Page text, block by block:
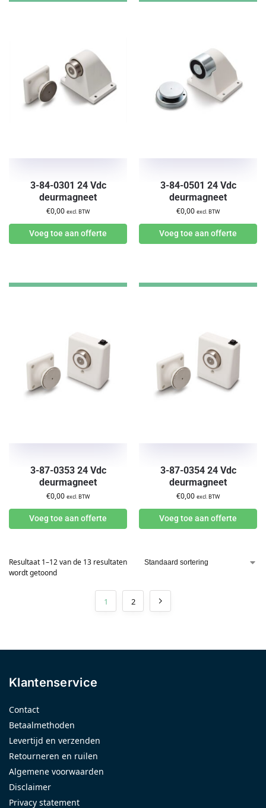
3-84-0301 24 Vdc
deurmagneet
€0,00 excl. BTW
Voeg toe aan offerte
3-84-0501 24 Vdc
deurmagneet
€0,00 excl. BTW
Voeg toe aan offerte
3-87-0353 24 Vdc
deurmagneet
€0,00 excl. BTW
Voeg toe aan offerte
3-87-0354 24 Vdc
deurmagneet
€0,00 excl. BTW
Voeg toe aan offerte
Resultaat 1–12 van de 13 resultaten
wordt getoond
1 2
Klantenservice
Contact
Betaalmethoden
Levertijd en verzenden
Retourneren en ruilen
Algemene voorwaarden
Disclaimer
Privacy statement